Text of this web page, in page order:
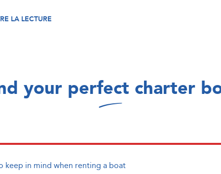
LA LECTURE
your perfect charter
keep in mind when renting a boat